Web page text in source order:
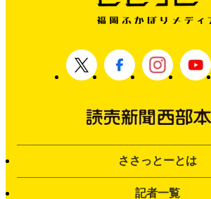
ささっとーとは
記者一覧